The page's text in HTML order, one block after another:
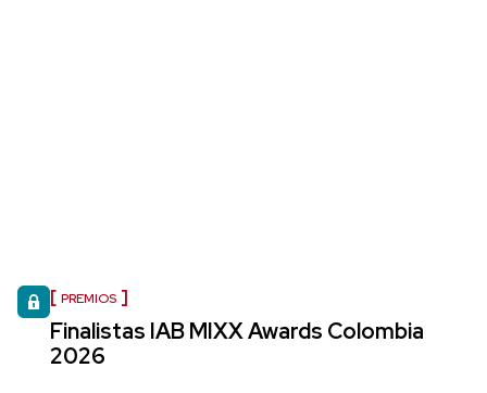
PREMIOS
Finalistas IAB MIXX Awards Colombia
2026